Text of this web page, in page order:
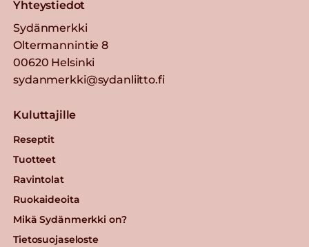
Valio Polar® 15 % e1 KG
Yhteystiedot
Sydänmerkki
Oltermannintie 8
00620 Helsinki
sydanmerkki@sydanliitto.fi
Kuluttajille
Reseptit
Tuotteet
Ravintolat
Ruokaideoita
Mikä Sydänmerkki on?
Tietosuojaseloste